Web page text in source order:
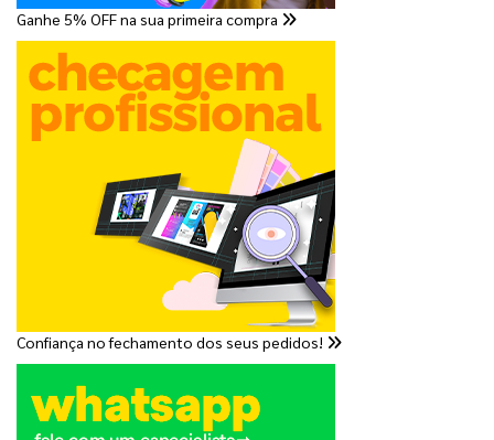
Ganhe 5% OFF na sua primeira compra
Confiança no fechamento dos seus pedidos!